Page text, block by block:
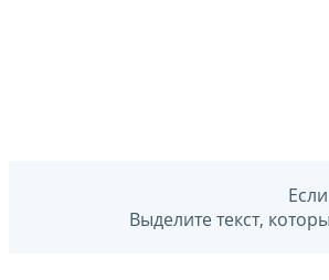
Выделите текст,